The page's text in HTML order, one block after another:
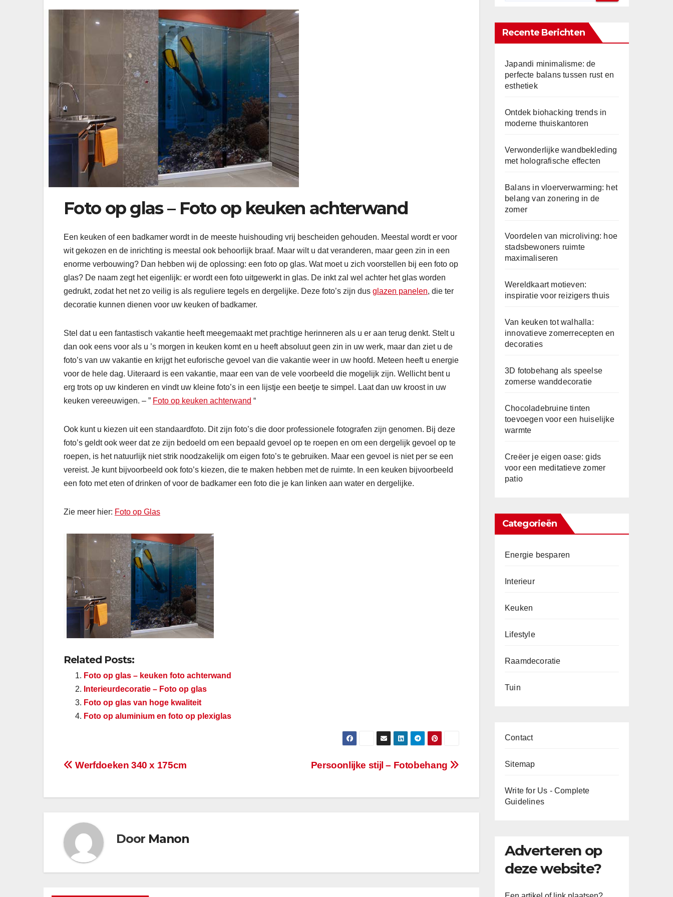
Foto op glas – Foto op keuken achterwand
Een keuken of een badkamer wordt in de meeste huishouding vrij bescheiden gehouden. Meestal wordt er voor
wit gekozen en de inrichting is meestal ook behoorlijk braaf. Maar wilt u dat veranderen, maar geen zin in een
enorme verbouwing? Dan hebben wij de oplossing: een foto op glas. Wat moet u zich voorstellen bij een foto op
glas? De naam zegt het eigenlijk: er wordt een foto uitgewerkt in glas. De inkt zal wel achter het glas worden
gedrukt, zodat het net zo veilig is als reguliere tegels en dergelijke. Deze foto’s zijn dus glazen panelen, die ter
decoratie kunnen dienen voor uw keuken of badkamer.
Stel dat u een fantastisch vakantie heeft meegemaakt met prachtige herinneren als u er aan terug denkt. Stelt u
dan ook eens voor als u ’s morgen in keuken komt en u heeft absoluut geen zin in uw werk, maar dan ziet u de
foto’s van uw vakantie en krijgt het euforische gevoel van die vakantie weer in uw hoofd. Meteen heeft u energie
voor de hele dag. Uiteraard is een vakantie, maar een van de vele voorbeeld die mogelijk zijn. Wellicht bent u
erg trots op uw kinderen en vindt uw kleine foto’s in een lijstje een beetje te simpel. Laat dan uw kroost in uw
keuken vereeuwigen. – ” Foto op keuken achterwand “
Ook kunt u kiezen uit een standaardfoto. Dit zijn foto’s die door professionele fotografen zijn genomen. Bij deze
foto’s geldt ook weer dat ze zijn bedoeld om een bepaald gevoel op te roepen en om een dergelijk gevoel op te
roepen, is het natuurlijk niet strik noodzakelijk om eigen foto’s te gebruiken. Maar een gevoel is niet per se een
vereist. Je kunt bijvoorbeeld ook foto’s kiezen, die te maken hebben met de ruimte. In een keuken bijvoorbeeld
een foto met eten of drinken of voor de badkamer een foto die je kan linken aan water en dergelijke.
Zie meer hier: Foto op Glas
Related Posts:
Foto op glas – keuken foto achterwand
Interieurdecoratie – Foto op glas
Foto op glas van hoge kwaliteit
Foto op aluminium en foto op plexiglas
Berichtnavigatie Persoonlijke stijl – Fotobehang
Werfdoeken 340 x 175cm
Door Manon
Recente Berichten
Japandi minimalisme: de
perfecte balans tussen rust en
esthetiek
Ontdek biohacking trends in
moderne thuiskantoren
Verwonderlijke wandbekleding
met holografische effecten
Balans in vloerverwarming: het
belang van zonering in de
zomer
Voordelen van microliving: hoe
stadsbewoners ruimte
maximaliseren
Wereldkaart motieven:
inspiratie voor reizigers thuis
Van keuken tot walhalla:
innovatieve zomerrecepten en
decoraties
3D fotobehang als speelse
zomerse wanddecoratie
Chocoladebruine tinten
toevoegen voor een huiselijke
warmte
Creëer je eigen oase: gids
voor een meditatieve zomer
patio
Categorieën
Energie besparen
Interieur
Keuken
Lifestyle
Raamdecoratie
Tuin
Contact
Sitemap
Write for Us - Complete
Guidelines
Adverteren op
deze website?